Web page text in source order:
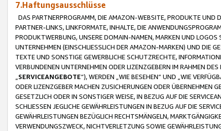
7.Haftungsausschlüsse
DAS PARTNERPROGRAMM, DIE AMAZON-WEBSITE, PRODUKTE UND
PARTNER-LINKS, LINKFORMATE, INHALTE, DIE
PRODUKTWERBUNG, UNSERE DOMAIN-NAMEN, MARKEN UND
UNTERNEHMEN (EINSCHLIESSLICH DER AMAZON-MARKEN) UND DIE
TEXTE UND SONSTIGE GEWERBLICHE SCHUTZRECHTE,
VERBUNDENEN UNTERNEHMEN ODER LIZENZGEBERN IM RAHMEN
SERVICEANGEBOTE“), WERDEN „WIE BESEHEN“ UND „WIE
ODER LIZENZGEBER MACHEN ZUSICHERUNGEN ODER ÜBERNEHMEN
GESETZLICH ODER IN SONSTIGER WEISE, IN BEZUG AUF DIE
SCHLIESSEN JEGLICHE GEWÄHRLEISTUNGEN IN BEZUG AUF DIE
GEWÄHRLEISTUNGEN BEZÜGLICH RECHTSMÄNGELN,
VERWENDUNGSZWECK, NICHTVERLETZUNG SOWIE